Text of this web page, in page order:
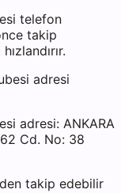
telefon
takip
adresi
adresi: ANKARA
Cd. No: 38
takip edebilir